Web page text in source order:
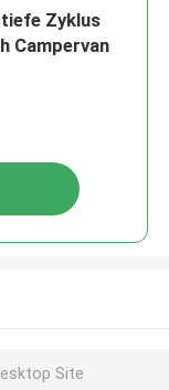
Zyklus
Campervan
Site